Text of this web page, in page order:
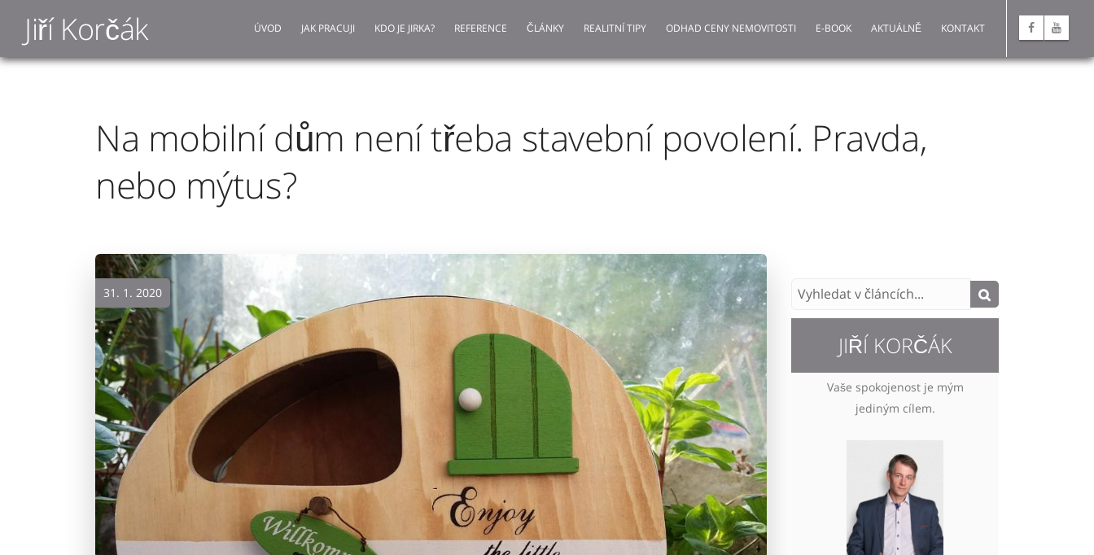
Jiří Korčák ÚVOD JAK PRACUJI KDO JE JIRKA? REFERENCE ČLÁNKY REALITNÍ TIPY ODHAD CENY NEMOVITOSTI E-BOOK AKTUÁLNĚ KONTAKT
Na mobilní dům není třeba stavební povolení. Pravda,
nebo mýtus?
31. 1. 2020
JIŘÍ KORČÁK
Vaše spokojenost je mým
jediným cílem.